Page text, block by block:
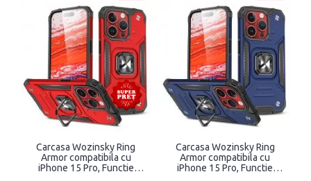
Carcasa Wozinsky Ring
Armor compatibila cu
iPhone 15 Pro, Functie
Carcasa Wozinsky Ring
Armor compatibila cu
iPhone 15 Pro, Functie